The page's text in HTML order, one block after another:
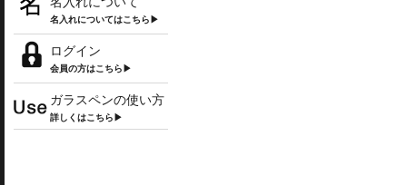
名入れについてはこちら▶
ログイン
会員の方はこちら▶
ガラスペンの使い方
詳しくはこちら▶